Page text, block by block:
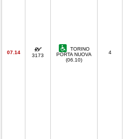
07.14
3173
TORINO
PORTA NUOVA
(06.10)
4